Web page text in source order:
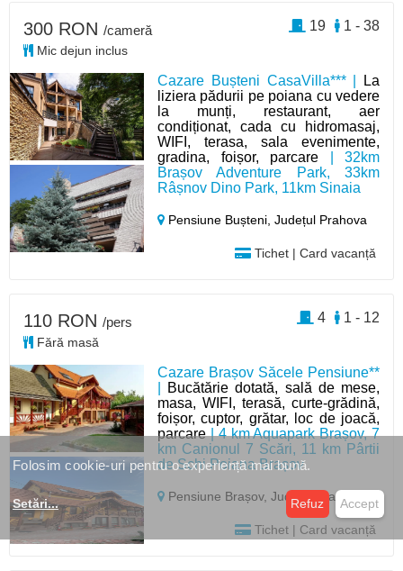
Cazare Bușteni CasaVilla*** |
La
liziera pădurii pe poiana cu vedere
la munți, restaurant, aer
condiționat, cada cu hidromasaj,
WIFI, terasa, sala evenimente,
gradina, foișor, parcare | 32km
Brașov Adventure Park, 33km
Râșnov Dino Park, 11km Sinaia
Pensiune Bușteni,Județul Prahova
Tichet | Card vacanță
300 RON /cameră
Mic dejun inclus
1 - 38
19
Cazare Brașov Săcele Pensiune**
Bucătărie dotată, sală de mese,
masa, WIFI, terasă, curte-grădină,
foișor, cuptor, grătar, loc de joacă,
parcare| 4 km Aquapark Brașov, 7
km Canionul 7 Scări, 11 km Pârtii
de Schi Poiana Brașov
Pensiune Brașov,Județul Brașov
Tichet | Card vacanță
110 RON /pers
Fără masă
1 - 12
4
Folosim cookie-uri pentru o experiență mai bună.
Setări... Refuz Accept